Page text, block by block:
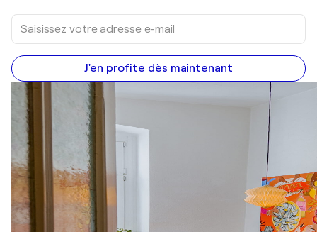
J'en profite dès maintenant